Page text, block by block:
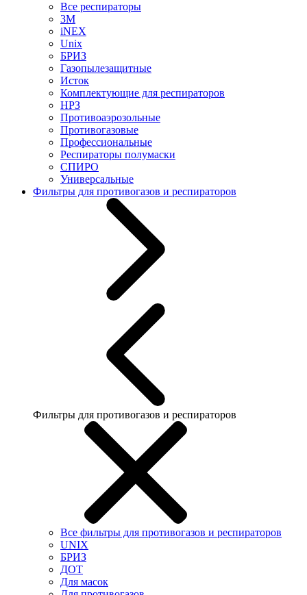
Все респираторы
3М
iNEX
Unix
БРИЗ
Газопылезащитные
Исток
Комплектующие для респираторов
НРЗ
Противоаэрозольные
Противогазовые
Профессиональные
Респираторы полумаски
СПИРО
Универсальные
Фильтры для противогазов и респираторов
Фильтры для противогазов и респираторов
Все фильтры для противогазов и респираторов
UNIX
БРИЗ
ДОТ
Для масок